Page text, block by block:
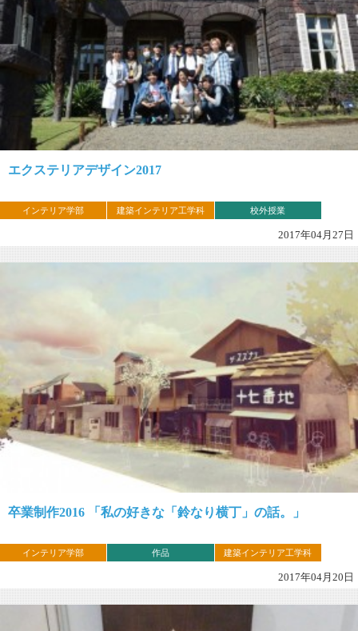
エクステリアデザイン2017
インテリア学部 建築インテリア工学科 校外授業
2017年04月27日
卒業制作2016 「私の好きな「鈴なり横丁」の話。」
インテリア学部 作品 建築インテリア工学科
2017年04月20日